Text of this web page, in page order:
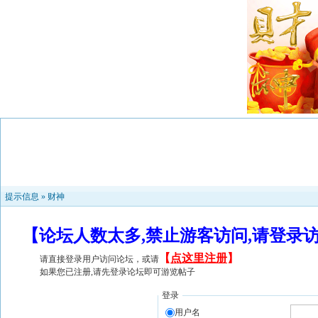
提示信息 » 财神
【论坛人数太多,禁止游客访问,请登
请直接登录用户访问论坛，或请 【 点这里注册】
如果您已注册,请先登录论坛即可游览帖子
登录
用户名